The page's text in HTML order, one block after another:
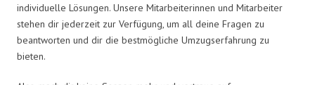
individuelle Lösungen. Unsere Mitarbeiterinnen und Mitarbeiter
stehen dir jederzeit zur Verfügung, um all deine Fragen zu
beantworten und dir die bestmögliche Umzugserfahrung zu
bieten.